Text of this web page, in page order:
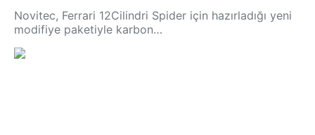
Novitec, Ferrari 12Cilindri Spider için hazırladığı yeni
modifiye paketiyle karbon…